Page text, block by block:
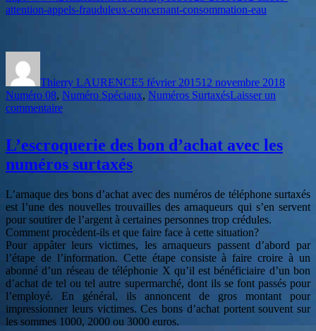
tiers
attention-appels-frauduleux-concernant-consommation-eau
Thierry LAURENCE5 février 201512 novembre 2018
Numéro 08, Numéro Spéciaux, Numéros SurtaxésLaisser un
commentairesur
du
service
des
dans
la
région
de
Strasbourg
est
utilisé
pour
des
arnaques
au
L’escroquerie des bon d’achat avec les
numéros surtaxés
L’arnaque des bons d’achat avec des numéros de téléphone surtaxés
est l’une des nouvelles trouvailles des arnaqueurs qui s’en servent
pour soutirer de l’argent à certaines personnes trop crédules.
Comment procèdent-ils et que faire face à cette situation?
Pour appâter leurs victimes, les arnaqueurs passent d’abord par
l’étape de l’information. Cette étape consiste à faire croire à un
abonné d’un réseau de téléphonie X qu’il est bénéficiaire d’un bon
d’achat de tel ou tel autre supermarché, dont ils se font passés pour
l’employé. En général, ils annoncent de gros montant pour
impressionner leurs victimes. Ces bons d’achat portent souvent sur
les sommes 1000, 2000 ou 3000 euros.